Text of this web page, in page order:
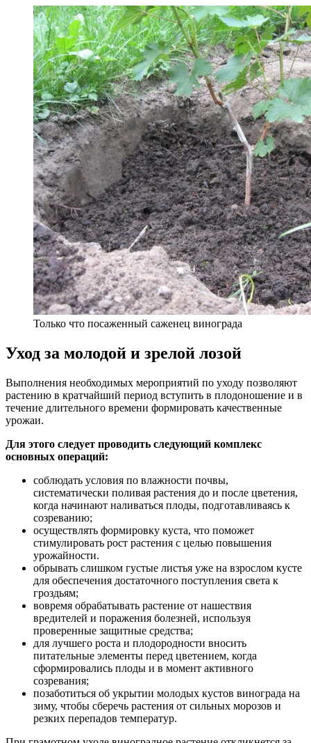
Только что посаженный саженец винограда
Уход за молодой и зрелой лозой
Выполнения необходимых мероприятий по уходу позволяют
растению в кратчайший период вступить в плодоношение и в
течение длительного времени формировать качественные
урожаи.
Для этого следует проводить следующий комплекс
основных операций:
соблюдать условия по влажности почвы,
систематически поливая растения до и после цветения,
когда начинают наливаться плоды, подготавливаясь к
созреванию;
осуществлять формировку куста, что поможет
стимулировать рост растения с целью повышения
урожайности.
обрывать слишком густые листья уже на взрослом кусте
для обеспечения достаточного поступления света к
гроздьям;
вовремя обрабатывать растение от нашествия
вредителей и поражения болезней, используя
проверенные защитные средства;
для лучшего роста и плодородности вносить
питательные элементы перед цветением, когда
сформировались плоды и в момент активного
созревания;
позаботиться об укрытии молодых кустов винограда на
зиму, чтобы сберечь растения от сильных морозов и
резких перепадов температур.